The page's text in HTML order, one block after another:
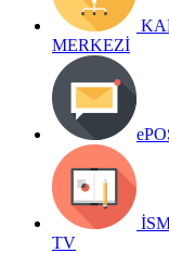
MERKEZİ
TV